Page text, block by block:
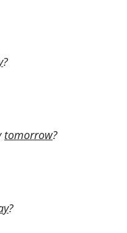
?
tomorrow?
?